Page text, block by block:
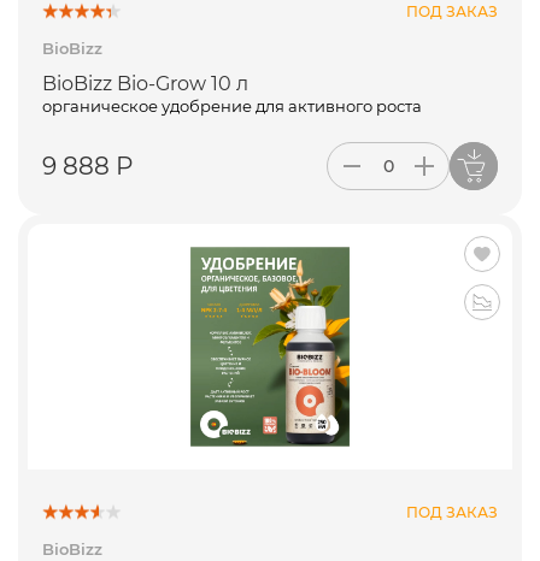
ПОД ЗАКАЗ
BioBizz
BioBizz Bio-Grow 10 л
органическое удобрение для активного роста
9 888 Р
ПОД ЗАКАЗ
BioBizz